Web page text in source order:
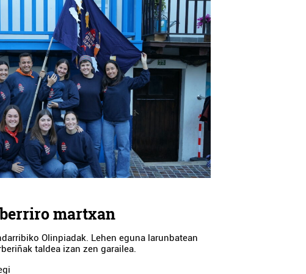
martxan
Olinpiadak. Lehen eguna larunbatean
taldea izan zen garailea.